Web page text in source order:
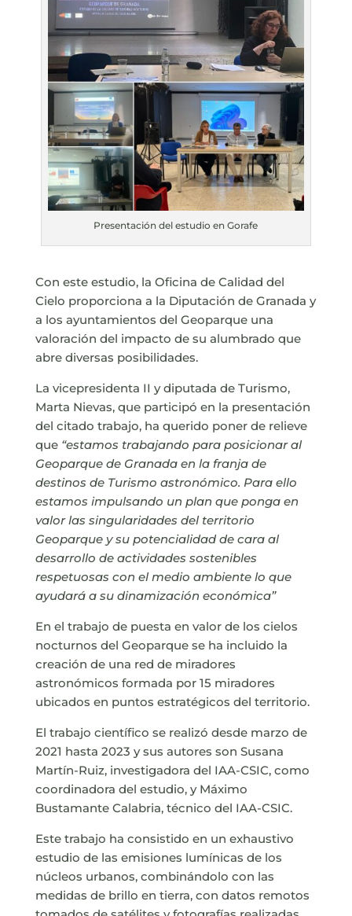
Presentación del estudio en Gorafe
Con este estudio, la Oficina de Calidad del
Cielo proporciona a la Diputación de Granada y
a los ayuntamientos del Geoparque una
valoración del impacto de su alumbrado que
abre diversas posibilidades.
La vicepresidenta II y diputada de Turismo,
Marta Nievas, que participó en la presentación
del citado trabajo, ha querido poner de relieve
que “estamos trabajando para posicionar al
Geoparque de Granada en la franja de
destinos de Turismo astronómico. Para ello
estamos impulsando un plan que ponga en
valor las singularidades del territorio
Geoparque y su potencialidad de cara al
desarrollo de actividades sostenibles
respetuosas con el medio ambiente lo que
ayudará a su dinamización económica”
En el trabajo de puesta en valor de los cielos
nocturnos del Geoparque se ha incluido la
creación de una red de miradores
astronómicos formada por 15 miradores
ubicados en puntos estratégicos del territorio.
El trabajo científico se realizó desde marzo de
2021 hasta 2023 y sus autores son Susana
Martín-Ruiz, investigadora del IAA-CSIC, como
coordinadora del estudio, y Máximo
Bustamante Calabria, técnico del IAA-CSIC.
Este trabajo ha consistido en un exhaustivo
estudio de las emisiones lumínicas de los
núcleos urbanos, combinándolo con las
medidas de brillo en tierra, con datos remotos